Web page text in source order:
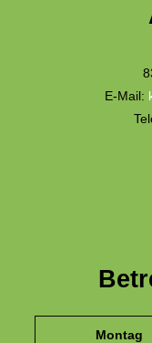
E-Mail:
Montag